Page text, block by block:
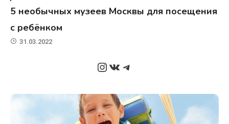
5 необычных музеев Москвы для посещения
с ребёнком
31.03.2022
Instagram
ВКонтакте
Telegram